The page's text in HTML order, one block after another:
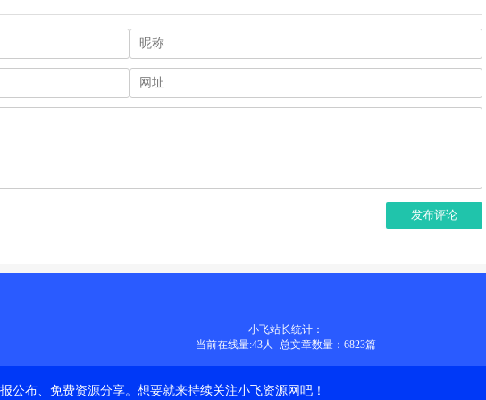
发布评论
小飞站长统计：
当前在线量:43 人 - 总文章数量：6823篇
公布、免费资源分享。想要就来持续关注小飞资源网吧！